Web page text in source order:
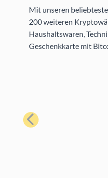
Mit unseren
200 weiteren
Haushaltswaren,
Geschenkkarte mit
Zurück